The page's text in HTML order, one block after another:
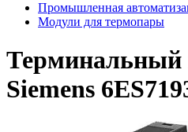
Промышленная
Модули для термопары
Терминальный
Siemens